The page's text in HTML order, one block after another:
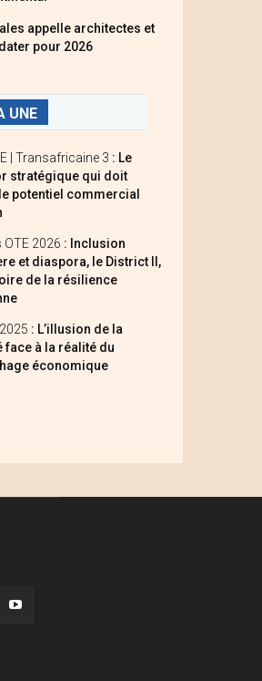
appelle architectes et
pour 2026
UNE
| Transafricaine 3 : Le
stratégique qui doit
potentiel commercial
2026 : Inclusion
et diaspora, le District II,
de la résilience
: L’illusion de la
face à la réalité du
économique